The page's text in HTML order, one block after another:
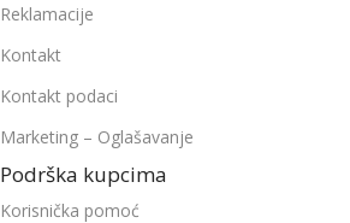
Reklamacije
Kontakt
Kontakt podaci
Marketing – Oglašavanje
Podrška kupcima
Korisnička pomoć